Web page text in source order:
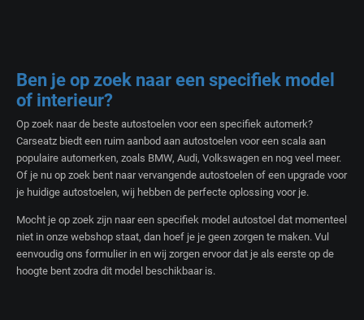
Ben je op zoek naar een specifiek model
of interieur?
Op zoek naar de beste autostoelen voor een specifiek automerk?
Carseatz biedt een ruim aanbod aan autostoelen voor een scala aan
populaire automerken, zoals BMW, Audi, Volkswagen en nog veel meer.
Of je nu op zoek bent naar vervangende autostoelen of een upgrade voor
je huidige autostoelen, wij hebben de perfecte oplossing voor je.
Mocht je op zoek zijn naar een specifiek model autostoel dat momenteel
niet in onze webshop staat, dan hoef je je geen zorgen te maken. Vul
eenvoudig ons formulier in en wij zorgen ervoor dat je als eerste op de
hoogte bent zodra dit model beschikbaar is.